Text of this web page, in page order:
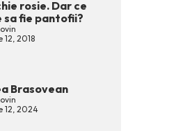
rosie. Dar ce
sa fie pantofii?
12, 2018
Brasovean
12, 2024